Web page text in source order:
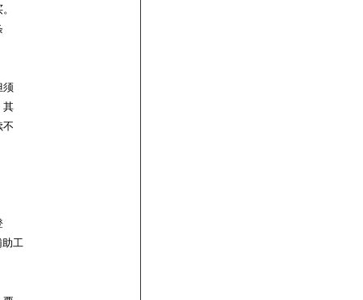
须
其
不
助工